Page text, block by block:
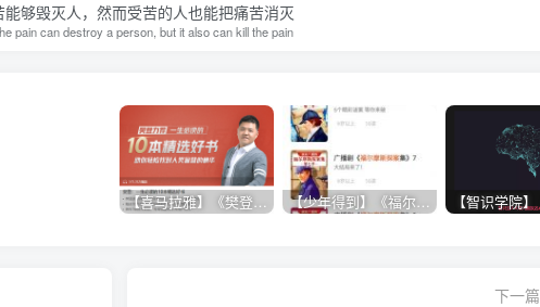
能够毁灭人，然而受苦的人也能把痛苦消灭
pain can destroy a person, but it also can kill the pain
下一